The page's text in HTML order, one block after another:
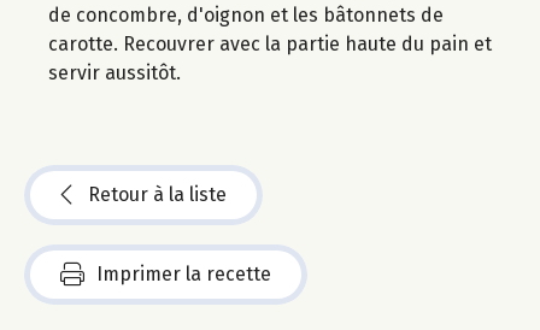
de concombre, d'oignon et les bâtonnets de
carotte. Recouvrer avec la partie haute du pain et
servir aussitôt.
Retour à la liste
Imprimer la recette